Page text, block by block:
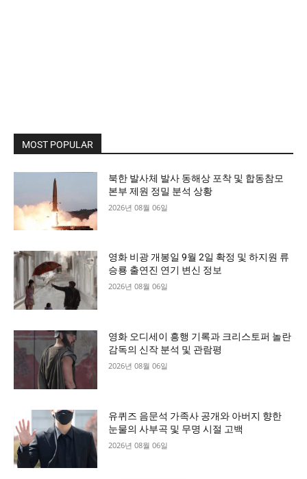
MOST POPULAR
북한 발사체 발사 동해상 포착 및 합동참모
본부 제원 정밀 분석 상황
2026년 08월 06일
영화 비광 개봉일 9월 2일 확정 및 하지원 류
승룡 출연진 연기 변신 정보
2026년 08월 06일
영화 오디세이 흥행 기록과 크리스토퍼 놀란
감독의 신작 분석 및 관람평
2026년 08월 06일
유퀴즈 음문석 가족사 공개와 아버지 향한
눈물의 사부곡 및 무명 시절 고백
2026년 08월 06일